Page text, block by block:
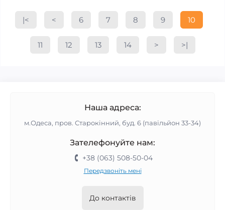
|< < 6 7 8 9 10
11 12 13 14 > >|
Наша адреса:
м.Одеса, пров. Старокінний, буд. 6 (павільйон 33-34)
Зателефонуйте нам:
+38 (063) 508-50-04
Передзвоніть мені
До контактів